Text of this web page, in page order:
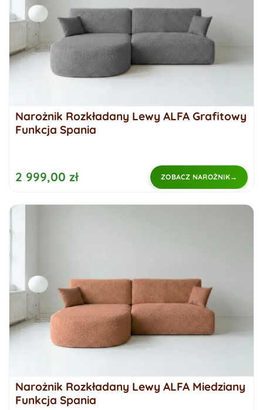
Narożnik Rozkładany Lewy ALFA Grafitowy
Funkcja Spania
2 999,00 zł ZOBACZ NAROŻNIK
Narożnik Rozkładany Lewy ALFA Miedziany
Funkcja Spania